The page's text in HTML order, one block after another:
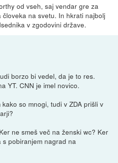
od vseh, saj vendar gre za
na svetu. In hkrati najbolj
v zgodovini države.
borzo bi vedel, da je to res.
YT. CNN je imel novico.
so mnogi, tudi v ZDA prišli v
ne smeš več na ženski wc? Ker
pobiranjem nagrad na